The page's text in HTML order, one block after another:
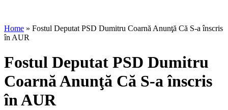
Home » Fostul Deputat PSD Dumitru Coarnă Anunţă Că S-a înscris
în AUR
Fostul Deputat PSD Dumitru
Coarnă Anunţă Că S-a înscris
în AUR